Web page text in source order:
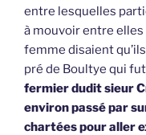
entre lesquelles
à mouvoir entre
femme disaient
pré de Boultye qui
fermier dudit sieur
environ passé par
chartées pour aller